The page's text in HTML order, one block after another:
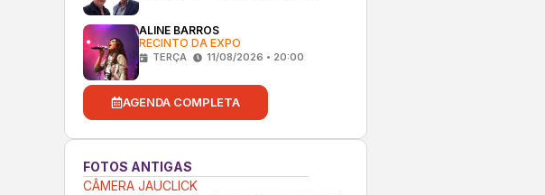
ALINE BARROS
RECINTO DA EXPO
TERÇA 11/08/2026 • 20:00
AGENDA COMPLETA
FOTOS ANTIGAS
CÂMERA JAUCLICK